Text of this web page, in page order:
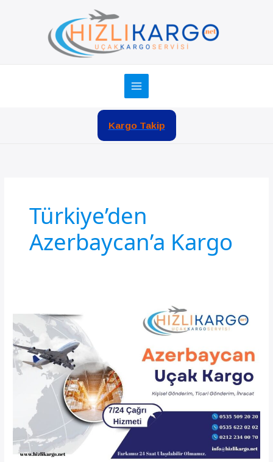
Kargo Takip
Türkiye’den
Azerbaycan’a Kargo